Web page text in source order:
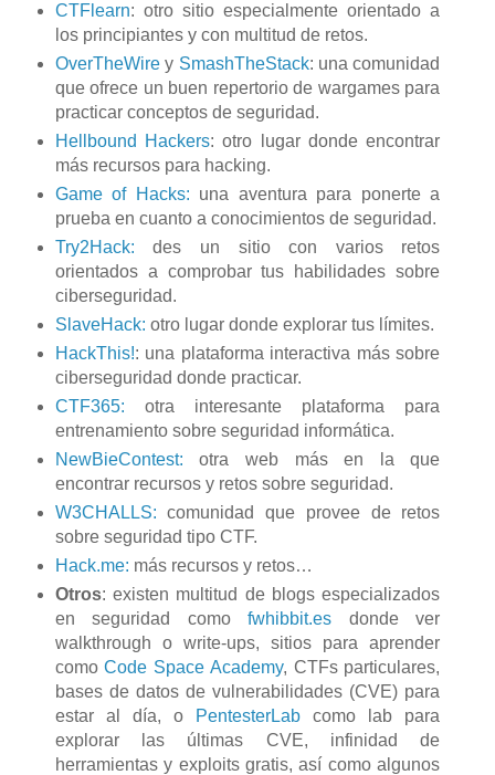
CTFlearn: otro sitio especialmente orientado a
los principiantes y con multitud de retos.
OverTheWirey SmashTheStack: una comunidad
que ofrece un buen repertorio de wargames para
practicar conceptos de seguridad.
Hellbound Hackers: otro lugar donde encontrar
más recursos para hacking.
Game of Hacks: una aventura para ponerte a
prueba en cuanto a conocimientos de seguridad.
Try2Hack:des un sitio con varios retos
orientados a comprobar tus habilidades sobre
ciberseguridad.
SlaveHack: otro lugar donde explorar tus límites.
HackThis!: una plataforma interactiva más sobre
ciberseguridad donde practicar.
CTF365: otra interesante plataforma para
entrenamiento sobre seguridad informática.
NewBieContest: otra web más en la que
encontrar recursos y retos sobre seguridad.
W3CHALLS: comunidad que provee de retos
sobre seguridad tipo CTF.
Hack.me: más recursos y retos…
Otros: existen multitud de blogs especializados
en seguridad comofwhibbit.es donde ver
walkthrough o write-ups, sitios para aprender
comoCode Space Academy, CTFs particulares,
bases de datos de vulnerabilidades (CVE) para
estar al día, o
PentesterLab como lab para
explorar las últimas CVE, infinidad de
herramientas y exploits gratis, así como algunos